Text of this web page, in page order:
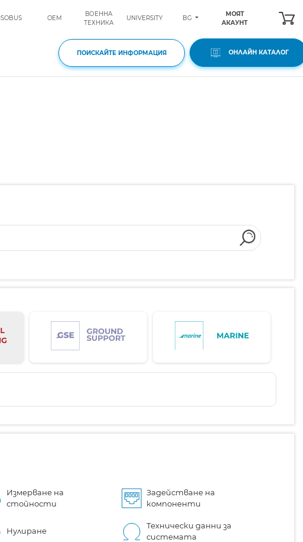
ISOBUS OEM
ВОЕННА
ТЕХНИКА
UNIVERSITY BG
МОЯТ
АКАУНТ
ПОИСКАЙТЕ ИНФОРМАЦИЯ ОНЛАЙН КАТАЛОГ
Измерване на
стойности
Задействане на
компоненти
Нулиране
Технически данни за
системата